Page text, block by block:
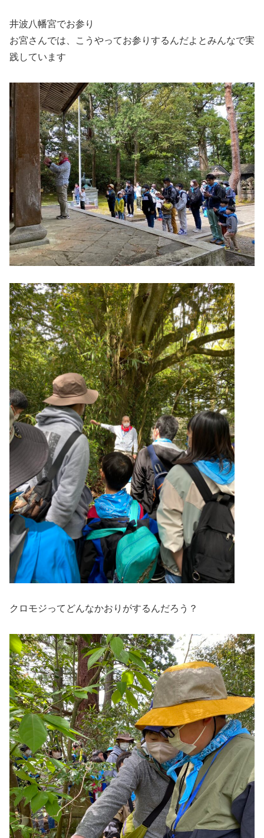
井波八幡宮でお参り
お宮さんでは、こうやってお参りするんだよとみんなで実
践しています
クロモジってどんなかおりがするんだろう？